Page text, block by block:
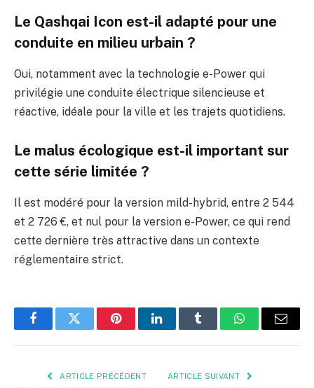
Le Qashqai Icon est-il adapté pour une
conduite en milieu urbain ?
Oui, notamment avec la technologie e-Power qui
privilégie une conduite électrique silencieuse et
réactive, idéale pour la ville et les trajets quotidiens.
Le malus écologique est-il important sur
cette série limitée ?
Il est modéré pour la version mild-hybrid, entre 2 544
et 2 726 €, et nul pour la version e-Power, ce qui rend
cette dernière très attractive dans un contexte
réglementaire strict.
FacebookTwitter PinterestLinkedInTumblr WhatsApp
E-
ARTICLE PRÉCÉDENT ARTICLE SUIVANT